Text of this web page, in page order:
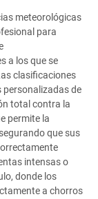
meteorológicas
para
a los que se
clasificaciones
personalizadas de
total contra la
permite la
que sus
intensas o
donde los
a chorros